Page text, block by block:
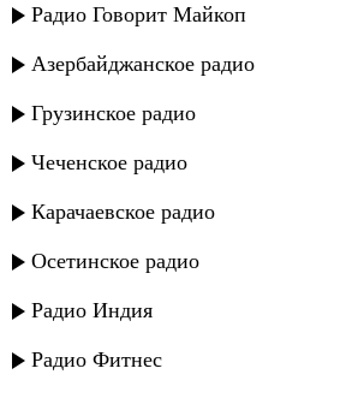
Радио Говорит Майкоп
Азербайджанское радио
Грузинское радио
Чеченское радио
Карачаевское радио
Осетинское радио
Радио Индия
Радио Фитнес